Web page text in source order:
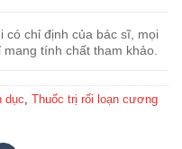
có chỉ định của bác sĩ, mọi
tính chất tham khảo.
dục, Thuốc trị rối loạn cương